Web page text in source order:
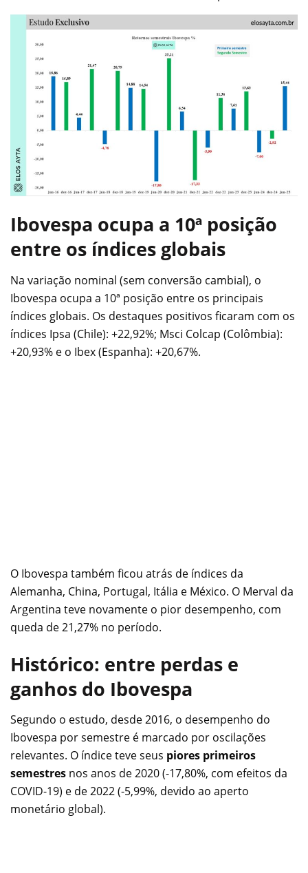
Ibovespa ocupa a 10ª posição
entre os índices globais
Na variação nominal (sem conversão cambial), o
Ibovespa ocupa a 10ª posição entre os principais
índices globais. Os destaques positivos ficaram com os
índices Ipsa (Chile): +22,92%; Msci Colcap (Colômbia):
+20,93% e o Ibex (Espanha): +20,67%.
O Ibovespa também ficou atrás de índices da
Alemanha, China, Portugal, Itália e México. O Merval da
Argentina teve novamente o pior desempenho, com
queda de 21,27% no período.
Histórico: entre perdas e
ganhos do Ibovespa
Segundo o estudo, desde 2016, o desempenho do
Ibovespa por semestre é marcado por oscilações
relevantes. O índice teve seus piores primeiros
semestres nos anos de 2020 (-17,80%, com efeitos da
COVID-19) e de 2022 (-5,99%, devido ao aperto
monetário global).